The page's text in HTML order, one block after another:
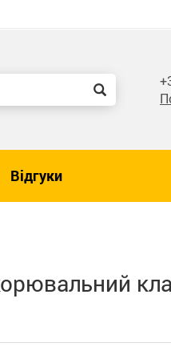
Відгуки